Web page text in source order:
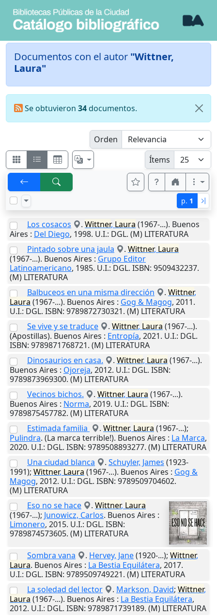
Documentos con el autor "Wittner,
Laura"
Se obtuvieron 34documentos.
Orden
Ítems
p. 1
Los cosacos . Wittner, Laura (1967-...). Buenos
Aires : Del Diego, 1998. U.I.: DGL. (M) LITERATURA
Pintado sobre una jaula
. Wittner, Laura
(1967-...). Buenos Aires : Grupo Editor
Latinoamericano, 1985. U.I.: DGL. ISBN: 9509432237.
(M) LITERATURA
Balbuceos en una misma dirección
. Wittner,
Laura (1967-...). Buenos Aires : Gog & Magog, 2011.
U.I.: DGL. ISBN: 9789872730321. (M) LITERATURA
Se vive y se traduce
. Wittner, Laura (1967-...).
(Apostillas). Buenos Aires : Entropía, 2021. U.I.: DGL.
ISBN: 9789871768721. (M) LITERATURA
Dinosaurios en casa.
. Wittner, Laura (1967-...).
Buenos Aires : Ojoreja, 2012. U.I.: DGL. ISBN:
9789873969300. (M) LITERATURA
Vecinos bichos.
. Wittner, Laura (1967-...).
Buenos Aires : Norma, 2019. U.I.: DGL. ISBN:
9789875457782. (M) LITERATURA
Estimada familia
. Wittner, Laura (1967-...);
Pulindra. (La marca terrible!). Buenos Aires : La Marca,
2020. U.I.: DGL. ISBN: 9789508893277. (M) LITERATURA
Una ciudad blanca
. Schuyler, James (1923-
1991); Wittner, Laura (1967-...). Buenos Aires : Gog &
Magog, 2012. U.I.: DGL. ISBN: 9789509704602.
(M) LITERATURA
Eso no se hace
. Wittner, Laura
(1967-...); Junowicz, Carlos. Buenos Aires :
Limonero, 2015. U.I.: DGL. ISBN:
9789874573605. (M) LITERATURA
Sombra vana . Hervey, Jane(1920-...); Wittner,
Laura. Buenos Aires : La Bestia Equilátera, 2017.
U.I.: DGL. ISBN: 9789509749221. (M) LITERATURA
La soledad del lector
. Markson, David; Wittner,
Laura (1967-...). Buenos Aires : La Bestia Equilátera,
2012. U.I.: DGL. ISBN: 9789871739189. (M) LITERATURA